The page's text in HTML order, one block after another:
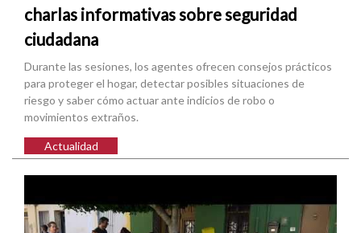
charlas informativas sobre seguridad
ciudadana
Durante las sesiones, los agentes ofrecen consejos prácticos
para proteger el hogar, detectar posibles situaciones de
riesgo y saber cómo actuar ante indicios de robo o
movimientos extraños.
Actualidad